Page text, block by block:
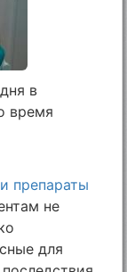
в
время
препараты
не
для